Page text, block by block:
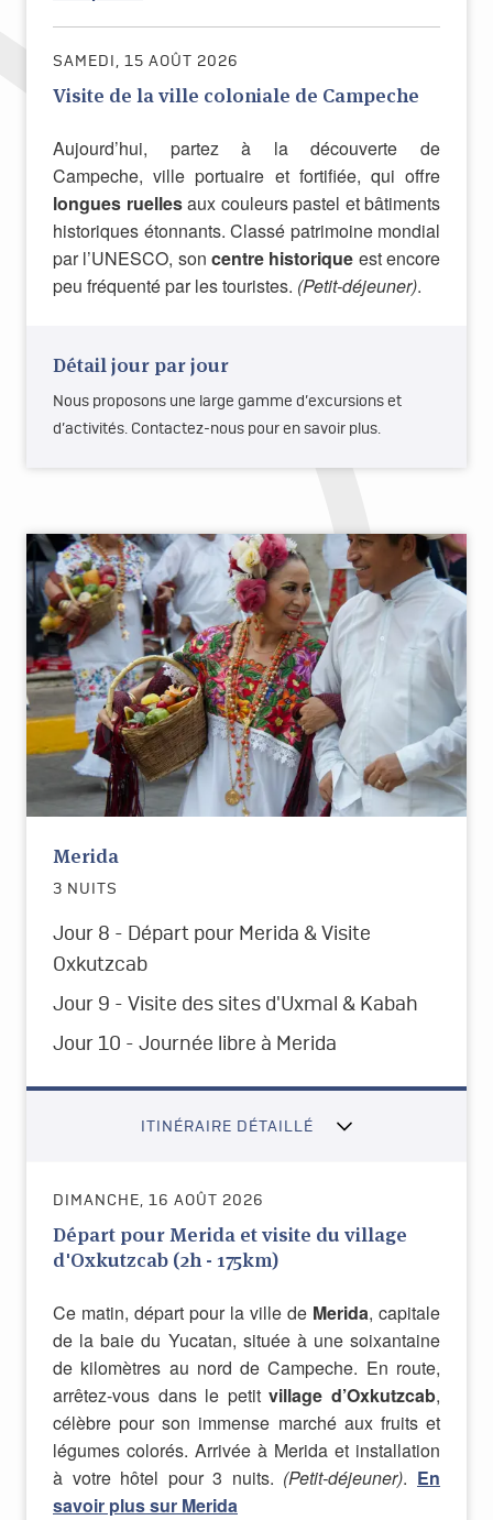
SAMEDI, 15 AOÛT 2026
Visite de la ville coloniale de Campeche
Aujourd’hui, partez à la découverte de
Campeche, ville portuaire et fortifiée, qui offre
longues ruellesaux couleurs pastel et bâtiments
historiques étonnants. Classé patrimoine mondial
par l’UNESCO, son centre historique est encore
peu fréquenté par les touristes. (Petit-déjeuner).
Détail jour par jour
Nous proposons une large gamme d’excursions et
d’activités. Contactez-nous pour en savoir plus.
Merida
3 NUITS
Jour 8 - Départ pour Merida & Visite
Oxkutzcab
Jour 9 - Visite des sites d'Uxmal & Kabah
Jour 10 - Journée libre à Merida
ITINÉRAIRE DÉTAILLÉ
DIMANCHE, 16 AOÛT 2026
Départ pour Merida et visite du village
d'Oxkutzcab (2h - 175km)
Ce matin, départ pour la ville de Merida, capitale
de la baie du Yucatan, située à une soixantaine
de kilomètres au nord de Campeche. En route,
arrêtez-vous dans le petitvillage d’Oxkutzcab,
célèbre pour son immense marché aux fruits et
légumes colorés. Arrivée à Merida et installation
à votre hôtel pour 3 nuits. (Petit-déjeuner). En
savoir plus sur Merida